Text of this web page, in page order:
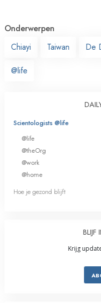
Onderwerpen
Chiayi
Taiwan De
@life
Scientologists @life
@life
@theOrg
@work
@home
Hoe je gezond blijft
Krijg